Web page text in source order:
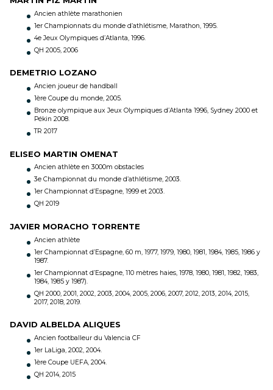
Ancien athlète marathonien
1er Championnats du monde d’athlétisme, Marathon, 1995.
4e Jeux Olympiques d’Atlanta, 1996.
QH 2005, 2006
DEMETRIO LOZANO
Ancien joueur de handball
1ère Coupe du monde, 2005.
Bronze olympique aux Jeux Olympiques d’Atlanta 1996, Sydney 2000 et
Pékin 2008.
TR 2017
ELISEO MARTIN OMENAT
Ancien athlète en 3000m obstacles
3e Championnat du monde d’athlétisme, 2003.
1er Championnat d’Espagne, 1999 et 2003.
QH 2019
JAVIER MORACHO TORRENTE
Ancien athlète
1er Championnat d’Espagne, 60 m, 1977, 1979, 1980, 1981, 1984, 1985, 1986 y
1987.
1er Championnat d’Espagne, 110 mètres haies, 1978, 1980, 1981, 1982, 1983,
1984, 1985 y 1987).
QH 2000, 2001, 2002, 2003, 2004, 2005, 2006, 2007, 2012, 2013, 2014, 2015,
2017, 2018, 2019.
DAVID ALBELDA ALIQUES
Ancien footballeur du Valencia CF
1er LaLiga, 2002, 2004.
1ère Coupe UEFA, 2004.
QH 2014, 2015